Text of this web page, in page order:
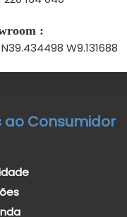
:
W9.131688
Consumidor